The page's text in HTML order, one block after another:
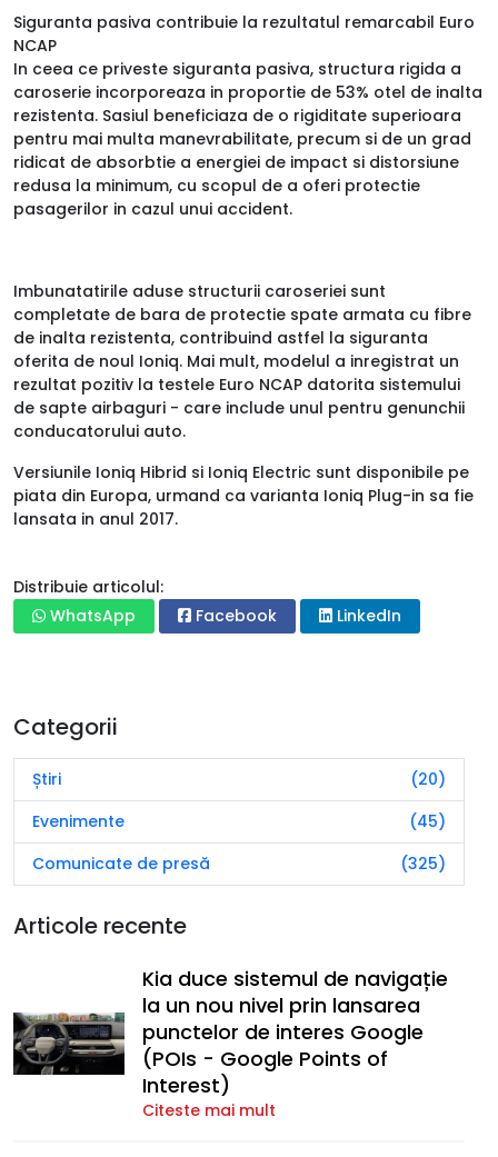
Siguranta pasiva contribuie la rezultatul remarcabil Euro
NCAP
In ceea ce priveste siguranta pasiva, structura rigida a
caroserie incorporeaza in proportie de 53% otel de inalta
rezistenta. Sasiul beneficiaza de o rigiditate superioara
pentru mai multa manevrabilitate, precum si de un grad
ridicat de absorbtie a energiei de impact si distorsiune
redusa la minimum, cu scopul de a oferi protectie
pasagerilor in cazul unui accident.
Imbunatatirile aduse structurii caroseriei sunt
completate de bara de protectie spate armata cu fibre
de inalta rezistenta, contribuind astfel la siguranta
oferita de noul Ioniq. Mai mult, modelul a inregistrat un
rezultat pozitiv la testele Euro NCAP datorita sistemului
de sapte airbaguri - care include unul pentru genunchii
conducatorului auto.
Versiunile Ioniq Hibrid si Ioniq Electric sunt disponibile pe
piata din Europa, urmand ca varianta Ioniq Plug-in sa fie
lansata in anul 2017.
Distribuie articolul:
WhatsApp
Facebook LinkedIn
Categorii
Știri
(20)
Evenimente
(45)
Comunicate de presă
(325)
Articole recente
Kia duce sistemul de navigație
la un nou nivel prin lansarea
punctelor de interes Google
(POIs - Google Points of
Interest)
Citeste mai mult